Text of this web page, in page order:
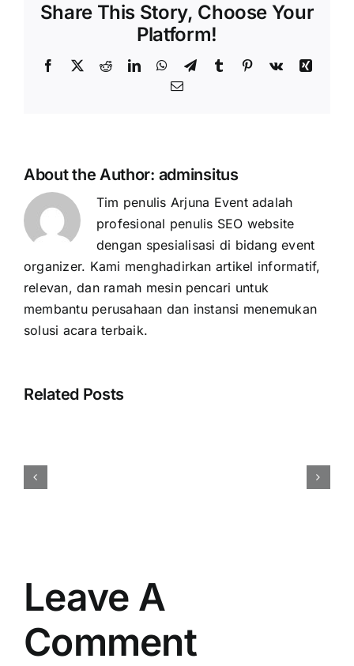
Share This Story, Choose Your
Platform!
Facebook
X RedditLinkedInWhatsApp
TelegramTumblr Pinterest
Vk
Xing
Email
About the Author: adminsitus
Tim penulis Arjuna Event adalah
profesional penulis SEO website
dengan spesialisasi di bidang event
organizer. Kami menghadirkan artikel informatif,
relevan, dan ramah mesin pencari untuk
membantu perusahaan dan instansi menemukan
solusi acara terbaik.
Related Posts
Leave A
Comment